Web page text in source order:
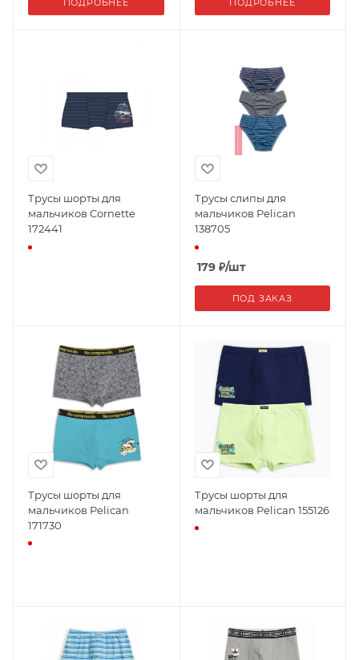
Трусы шорты для
мальчиков Cornette
172441
Трусы слипы для
мальчиков Pelican
138705
179₽/шт
ПОД ЗАКАЗ
Трусы шорты для
мальчиков Pelican
171730
Трусы шорты для
мальчиков Pelican 155126